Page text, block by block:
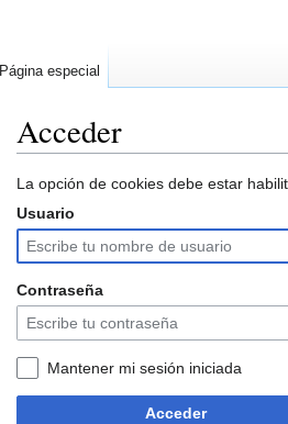
Acceder
Ir
a
la
navegación
Ir
a
la
búsqueda
La opción de cookies debe estar
Usuario
Contraseña
Mantener mi sesión iniciada
Acceder
Página especial